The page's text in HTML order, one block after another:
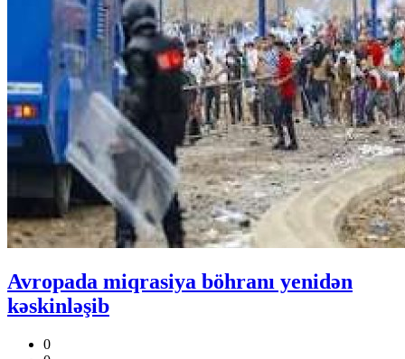
Avropada miqrasiya böhranı yenidən
kəskinləşib
0